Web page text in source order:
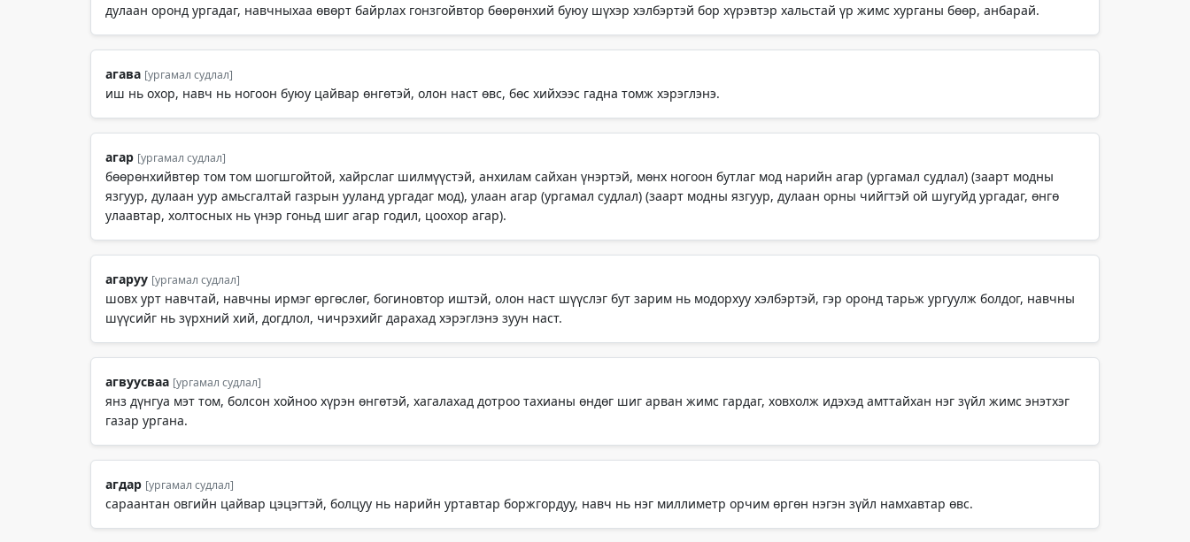
дулаан оронд ургадаг, навчныхаа өвөрт байрлах гонзгойвтор бөөрөнхий буюу шүхэр хэлбэртэй бор хүрэвтэр хальстай үр жимс хурганы бөөр, анбарай.
агава [ургамал судлал]
иш нь охор, навч нь ногоон буюу цайвар өнгөтэй, олон наст өвс, бөс хийхээс гадна томж хэрэглэнэ.
агар [ургамал судлал]
бөөрөнхийвтөр том том шогшгойтой, хайрслаг шилмүүстэй, анхилам сайхан үнэртэй, мөнх ногоон бутлаг мод нарийн агар (ургамал судлал) (заарт модны
язгуур, дулаан уур амьсгалтай газрын ууланд ургадаг мод), улаан агар (ургамал судлал) (заарт модны язгуур, дулаан орны чийгтэй ой шугуйд ургадаг, өнгө
улаавтар, холтосных нь үнэр гоньд шиг агар годил, цоохор агар).
агаруу [ургамал судлал]
шовх урт навчтай, навчны ирмэг өргөслөг, богиновтор иштэй, олон наст шүүслэг бут зарим нь модорхуу хэлбэртэй, гэр оронд тарьж ургуулж болдог, навчны
шүүсийг нь зүрхний хий, догдлол, чичрэхийг дарахад хэрэглэнэ зуун наст.
агвуусваа [ургамал судлал]
янз дүнгуа мэт том, болсон хойноо хүрэн өнгөтэй, хагалахад дотроо тахианы өндөг шиг арван жимс гардаг, ховхолж идэхэд амттайхан нэг зүйл жимс энэтхэг
газар ургана.
агдар [ургамал судлал]
сараантан овгийн цайвар цэцэгтэй, болцуу нь нарийн уртавтар боржгордуу, навч нь нэг миллиметр орчим өргөн нэгэн зүйл намхавтар өвс.